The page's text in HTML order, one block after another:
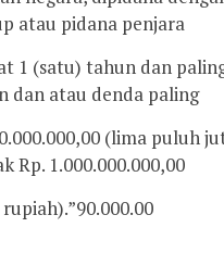
atau pidana penjara
1 (satu) tahun dan
dan atau denda paling
(lima puluh
Rp. 1.000.000.000,00